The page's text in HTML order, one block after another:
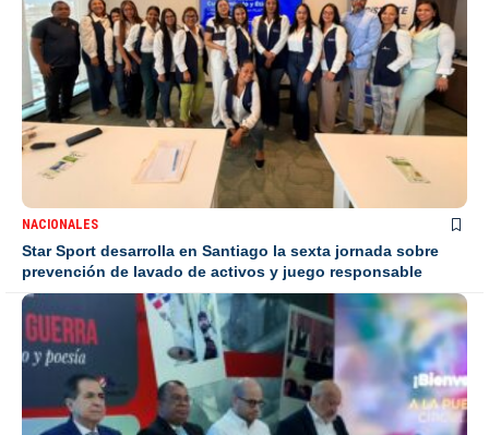
NACIONALES
Star Sport desarrolla en Santiago la sexta jornada sobre
prevención de lavado de activos y juego responsable